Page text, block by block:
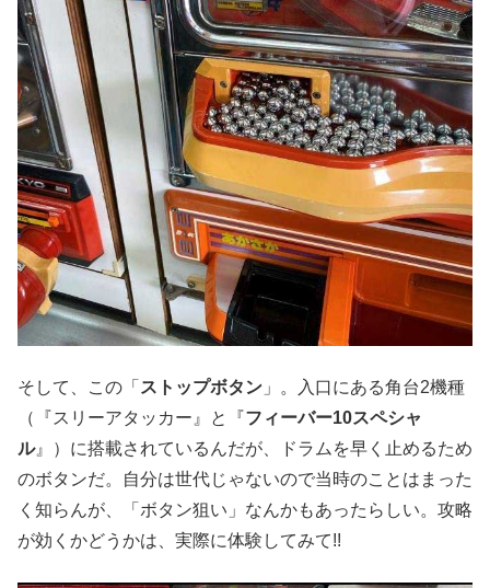
そして、この「 ストップボタン 」。入口にある角台2機種
（『スリーアタッカー』と『フィーバー10スペシャ
ル』）に搭載されているんだが、ドラムを早く止めるため
のボタンだ。自分は世代じゃないので当時のことはまった
く知らんが、「ボタン狙い」なんかもあったらしい。攻略
が効くかどうかは、実際に体験してみて!!